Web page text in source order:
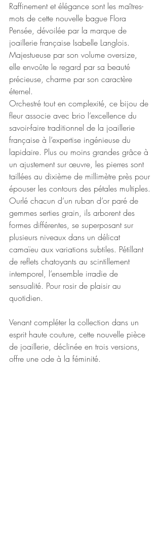
Raffinement et élégance sont les maîtres-
mots de cette nouvelle bague Flora
Pensée, dévoilée par la marque de
joaillerie française Isabelle Langlois.
Majestueuse par son volume oversize,
elle envoûte le regard par sa beauté
précieuse, charme par son caractère
éternel.
Orchestré tout en complexité, ce bijou de
fleur associe avec brio l’excellence du
savoir-faire traditionnel de la joaillerie
française à l’expertise ingénieuse du
lapidaire. Plus ou moins grandes grâce à
un ajustement sur œuvre, les pierres sont
taillées au dixième de millimètre près pour
épouser les contours des pétales multiples.
Ourlé chacun d’un ruban d’or paré de
gemmes serties grain, ils arborent des
formes différentes, se superposant sur
plusieurs niveaux dans un délicat
camaïeu aux variations subtiles. Pétillant
de reflets chatoyants au scintillement
intemporel, l’ensemble irradie de
sensualité. Pour rosir de plaisir au
quotidien.
Venant compléter la collection dans un
esprit haute couture, cette nouvelle pièce
de joaillerie, déclinée en trois versions,
offre une ode à la féminité.